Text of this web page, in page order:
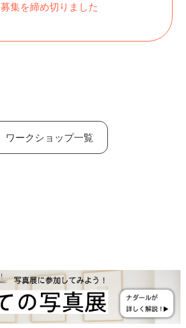
募集を締め切りました
ワークショップ一覧